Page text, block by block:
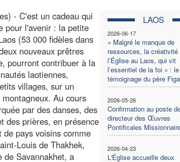
LAOS
2026-06-17
« Malgré le manque de
ressources, la créativité
l’Église au Laos, qui vit
l’essentiel de la foi » : le
témoignage du père
2026-05-26
Confirmation au poste
directeur des Œuvres
Pontificales
2026-04-23
L'Église accueille deux
- C'est un cadeau qui
pour l'avenir : la petite
(53 000 fidèles dans
nouveaux prêtres
pourront contribuer à la
laotiennes,
villages, sur un
Au cours
par des danses, des
des prières, en présence
pays voisins comme
Louis de Thakhek,
de Savannakhet, a